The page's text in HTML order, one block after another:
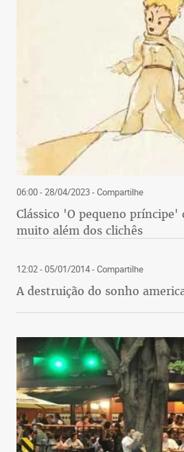
06:00 - 28/04/2023- Compartilhe
Clássico 'O pequeno príncipe'
muito além dos clichês
12:02 - 05/01/2014- Compartilhe
A destruição do sonho